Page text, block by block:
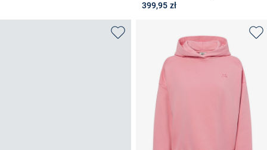
399,95 zł